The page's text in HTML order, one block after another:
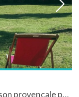
Week-ends et vacances . Belle maison provençale pour famille -12 personnes - piscine